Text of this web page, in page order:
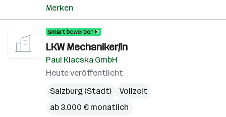
Merken
LKW Mechaniker/in
Paul Klacska GmbH
Heute veröffentlicht
Salzburg (Stadt)
Vollzeit
ab 3.000 € monatlich